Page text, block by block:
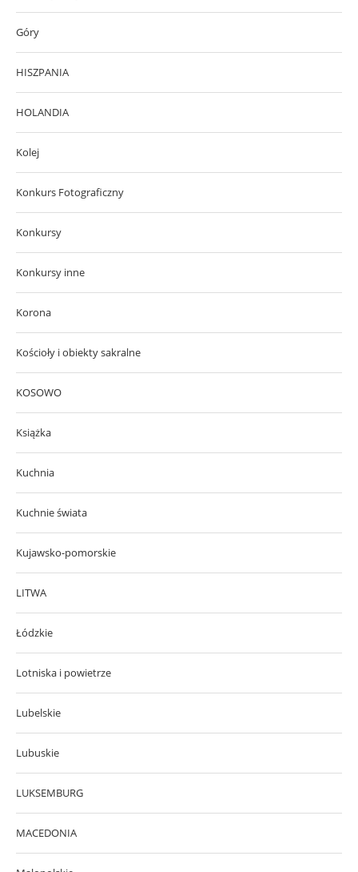
Góry
HISZPANIA
HOLANDIA
Kolej
Konkurs Fotograficzny
Konkursy
Konkursy inne
Korona
Kościoły i obiekty sakralne
KOSOWO
Książka
Kuchnia
Kuchnie świata
Kujawsko-pomorskie
LITWA
Łódzkie
Lotniska i powietrze
Lubelskie
Lubuskie
LUKSEMBURG
MACEDONIA